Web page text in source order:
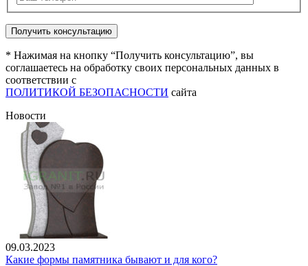
* Нажимая на кнопку “Получить консультацию”, вы
соглашаетесь на обработку своих персональных данных в
соответствии с
ПОЛИТИКОЙ БЕЗОПАСНОСТИ сайта
Новости
09.03.2023
Какие формы памятника бывают и для кого?